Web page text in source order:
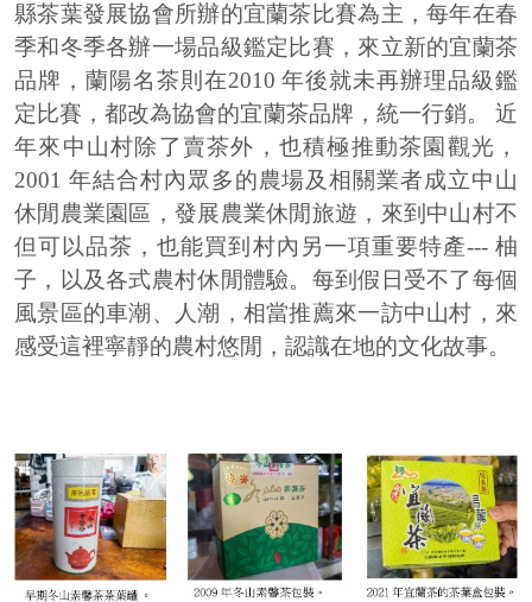
縣茶葉發展協會所辦的宜蘭茶比賽為主，每年在春
季和冬季各辦一場品級鑑定比賽，來立新的宜蘭茶
品牌，蘭陽名茶則在2010 年後就未再辦理品級鑑
定比賽，都改為協會的宜蘭茶品牌，統一行銷。 近
年來中山村除了賣茶外，也積極推動茶園觀光，
2001 年結合村內眾多的農場及相關業者成立中山
休閒農業園區，發展農業休閒旅遊，來到中山村不
但可以品茶，也能買到村內另一項重要特產--- 柚
子，以及各式農村休閒體驗。每到假日受不了每個
風景區的車潮、人潮，相當推薦來一訪中山村，來
感受這裡寧靜的農村悠閒，認識在地的文化故事。